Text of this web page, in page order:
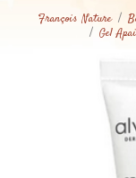
François Nature
Gel